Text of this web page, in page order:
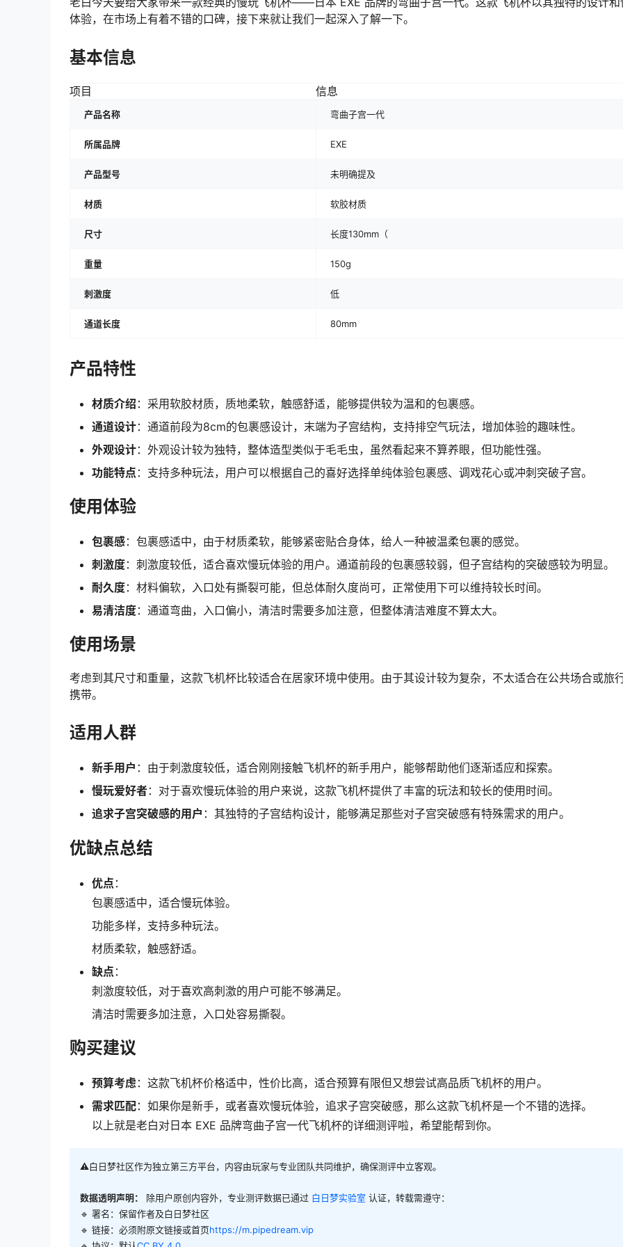
体验，在市场上有着不错的口碑，接下来就让我们一起深入了解一下。
基本信息
项目 信息
产品名称 弯曲子宫一代
所属品牌 EXE
产品型号 未明确提及
材质 软胶材质
尺寸 长度130mm（
重量 150g
刺激度 低
通道长度 80mm
产品特性
材质介绍 ：采用软胶材质，质地柔软，触感舒适，能够提供较为温和的包裹感。
通道设计：通道前段为8cm的包裹感设计，末端为子宫结构，支持排空气玩法，增加体验的趣味性。
外观设计：外观设计较为独特，整体造型类似于毛毛虫，虽然看起来不算养眼，但功能性强。
功能特点 ：支持多种玩法，用户可以根据自己的喜好选择单纯体验包裹感、调戏花心或冲刺突破子宫。
使用体验
包裹感：包裹感适中，由于材质柔软，能够紧密贴合身体，给人一种被温柔包裹的感觉。
刺激度：刺激度较低，适合喜欢慢玩体验的用户。通道前段的包裹感较弱，但子宫结构的突破感较为明显。
耐久度：材料偏软，入口处有撕裂可能，但总体耐久度尚可，正常使用下可以维持较长时间。
易清洁度：通道弯曲，入口偏小，清洁时需要多加注意，但整体清洁难度不算太大。
使用场景
考虑到其尺寸和重量，这款飞机杯比较适合在居家环境中使用。由于其设计较为复杂，不太适合在公共场合或旅
携带。
适用人群
新手用户 ：由于刺激度较低，适合刚刚接触飞机杯的新手用户，能够帮助他们逐渐适应和探索。
慢玩爱好者：对于喜欢慢玩体验的用户来说，这款飞机杯提供了丰富的玩法和较长的使用时间。
追求子宫突破感的用户 ：其独特的子宫结构设计，能够满足那些对子宫突破感有特殊需求的用户。
优缺点总结
优点 ：
包裹感适中，适合慢玩体验。
功能多样，支持多种玩法。
材质柔软，触感舒适。
缺点 ：
刺激度较低，对于喜欢高刺激的用户可能不够满足。
清洁时需要多加注意，入口处容易撕裂。
购买建议
预算考虑 ：这款飞机杯价格适中，性价比高，适合预算有限但又想尝试高品质飞机杯的用户。
需求匹配：如果你是新手，或者喜欢慢玩体验，追求子宫突破感，那么这款飞机杯是一个不错的选择。
以上就是老白对日本 EXE 品牌弯曲子宫一代飞机杯的详细测评啦，希望能帮到你。
⚠️白日梦社区作为独立第三方平台，内容由玩家与专业团队共同维护，确保测评中立客观。
数据透明声明： 除用户原创内容外，专业测评数据已通过 白日梦实验室 认证，转载需遵守：
🔹 署名：保留作者及白日梦社区
🔹 链接：必须附原文链接或首页https://m.pipedream.vip